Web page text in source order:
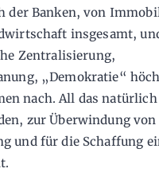
der Banken, von
insgesamt,
Zentralisierung,
„Demokratie“
nach. All das natürlich
zur Überwindung
und für die Schaffung